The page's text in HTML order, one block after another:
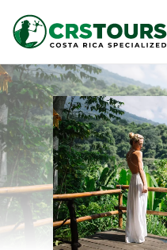
Skip to main content